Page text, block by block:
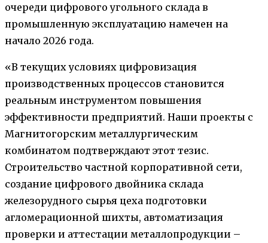
очереди цифрового угольного склада в
промышленную эксплуатацию намечен на
начало 2026 года.
«В текущих условиях цифровизация
производственных процессов становится
реальным инструментом повышения
эффективности предприятий. Наши проекты с
Магнитогорским металлургическим
комбинатом подтверждают этот тезис.
Строительство частной корпоративной сети,
создание цифрового двойника склада
железорудного сырья цеха подготовки
агломерационной шихты, автоматизация
проверки и аттестации металлопродукции –